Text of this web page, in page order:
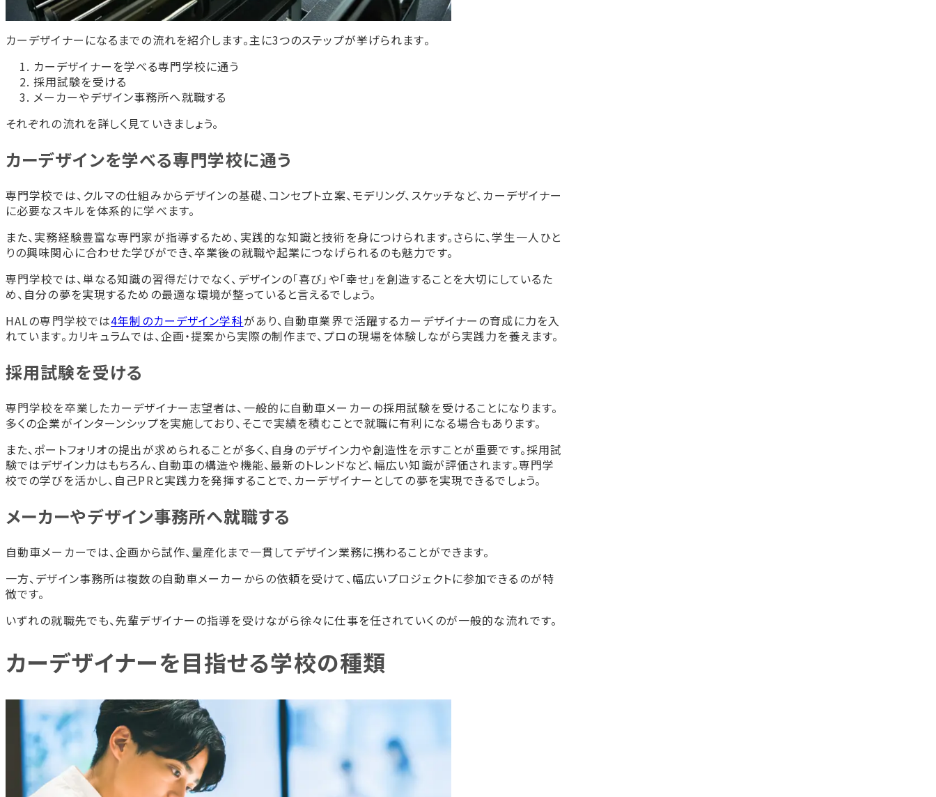
カーデザイナーになるまでの流れを紹介します。主に3つのステップが挙げられます。
カーデザイナーを学べる専門学校に通う
採用試験を受ける
メーカーやデザイン事務所へ就職する
それぞれの流れを詳しく見ていきましょう。
カーデザインを学べる専門学校に通う
専門学校では、クルマの仕組みからデザインの基礎、コンセプト立案、モデリング、スケッチなど、カーデザイナー
に必要なスキルを体系的に学べます。
また、実務経験豊富な専門家が指導するため、実践的な知識と技術を身につけられます。さらに、学生一人ひと
りの興味関心に合わせた学びができ、卒業後の就職や起業につなげられるのも魅力です。
専門学校では、単なる知識の習得だけでなく、デザインの「喜び」や「幸せ」を創造することを大切にしているた
め、自分の夢を実現するための最適な環境が整っていると言えるでしょう。
HALの専門学校では4年制のカーデザイン学科があり、自動車業界で活躍するカーデザイナーの育成に力を入
れています。カリキュラムでは、企画・提案から実際の制作まで、プロの現場を体験しながら実践力を養えます。
採用試験を受ける
専門学校を卒業したカーデザイナー志望者は、一般的に自動車メーカーの採用試験を受けることになります。
多くの企業がインターンシップを実施しており、そこで実績を積むことで就職に有利になる場合もあります。
また、ポートフォリオの提出が求められることが多く、自身のデザイン力や創造性を示すことが重要です。採用試
験ではデザイン力はもちろん、自動車の構造や機能、最新のトレンドなど、幅広い知識が評価されます。専門学
校での学びを活かし、自己PRと実践力を発揮することで、カーデザイナーとしての夢を実現できるでしょう。
メーカーやデザイン事務所へ就職する
自動車メーカーでは、企画から試作、量産化まで一貫してデザイン業務に携わることができます。
一方、デザイン事務所は複数の自動車メーカーからの依頼を受けて、幅広いプロジェクトに参加できるのが特
徴です。
いずれの就職先でも、先輩デザイナーの指導を受けながら徐々に仕事を任されていくのが一般的な流れです。
カーデザイナーを目指せる学校の種類